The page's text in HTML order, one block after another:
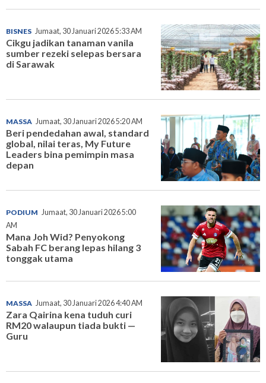
BISNES Jumaat, 30 Januari 2026 5:33 AM
Cikgu jadikan tanaman vanila
sumber rezeki selepas bersara
di Sarawak
MASSA Jumaat, 30 Januari 2026 5:20 AM
Beri pendedahan awal, standard
global, nilai teras, My Future
Leaders bina pemimpin masa
depan
PODIUM Jumaat, 30 Januari 2026 5:00
AM
Mana Joh Wid? Penyokong
Sabah FC berang lepas hilang 3
tonggak utama
MASSA Jumaat, 30 Januari 2026 4:40 AM
Zara Qairina kena tuduh curi
RM20 walaupun tiada bukti —
Guru